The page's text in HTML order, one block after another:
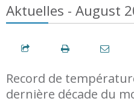
Aktuelles - August
Record de
dernière décade du